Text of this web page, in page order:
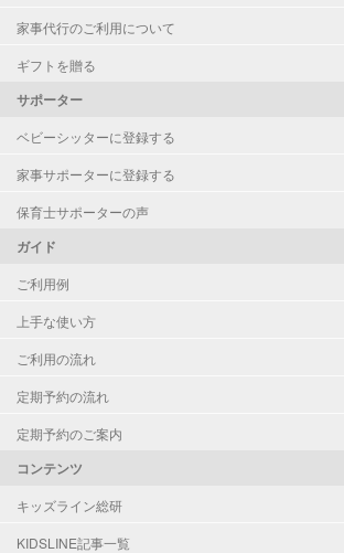
家事代行のご利用について
ギフトを贈る
サポーター
ベビーシッターに登録する
家事サポーターに登録する
保育士サポーターの声
ガイド
ご利用例
上手な使い方
ご利用の流れ
定期予約の流れ
定期予約のご案内
コンテンツ
キッズライン総研
KIDSLINE記事一覧